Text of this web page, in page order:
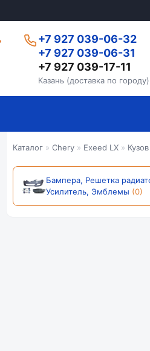
+7 927 039-06-32
+7 927 039-06-31
+7 927 039-17-11
Казань (доставка по городу)
Каталог » Chery » Exeed LX » Кузов
Бампера, Решетка
Усилитель, Эмблемы (0)